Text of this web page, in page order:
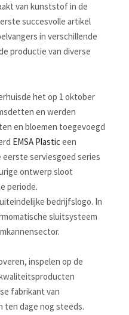
van kunststof in de
succesvolle artikel
in verschillende
productie van diverse
het op 1 oktober
en werden
en bloemen toegevoegd
EMSA Plasticeen
serviesgoed series
ontwerp sloot
periode.
bedrijfslogo. In
sluitsysteem
inspelen op de
fabrikant van
ten dage nog steeds.